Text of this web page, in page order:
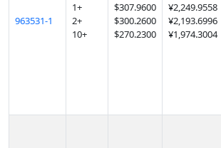
963531-1
1+
2+
10+
$307.9600
$300.2600
$270.2300
¥2,249.9558
¥2,193.6996
¥1,974.3004